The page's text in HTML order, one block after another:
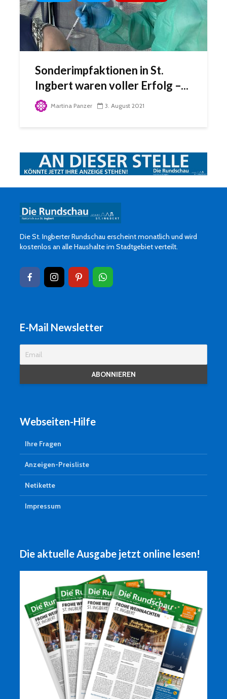
Sonderimpfaktionen in St.
Ingbert waren voller Erfolg –...
Martina Panzer 3. August 2021
Die St. Ingberter Rundschau erscheint monatlich und wird
kostenlos an alle Haushalte im Stadtgebiet verteilt.
E-Mail Newsletter
Webseiten-Hilfe
Ihre Fragen
Anzeigen-Preisliste
Netikette
Impressum
Die aktuelle Ausgabe jetzt online lesen!